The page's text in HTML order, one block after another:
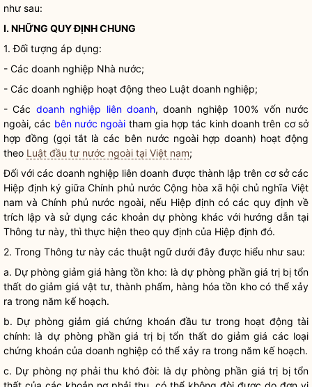
như sau:
I. NHỮNG QUY ĐỊNH CHUNG
1. Đối tượng áp dụng:
- Các doanh nghiệp Nhà nước;
- Các doanh nghiệp hoạt động theo Luật doanh nghiệp;
- Các doanh nghiệp liên doanh, doanh nghiệp 100% vốn nước
ngoài, các bên nước ngoài tham gia hợp tác kinh doanh trên cơ sở
hợp đồng (gọi tắt là các bên nước ngoàihợp doanh) hoạt động
theo Luật đầu tư nước ngoài tại Việt nam;
Đối với cácdoanh nghiệp liên doanh được thành lập trên cơ sở các
Hiệp định ký giữa Chính phủ nước Cộng hòa xã hội chủ nghĩa Việt
nam và Chính phủ nước ngoài, nếu Hiệp định có các quy định về
trích lập và sử dụng các khoản dự phòng khác với hướng dẫn tại
Thông tư này, thì thực hiện theo quy định của Hiệp định đó.
2. Trong Thông tư này các thuật ngữ dưới đây được hiểu như sau:
a. Dự phòng giảm giá hàng tồn kho: là dự phòng phần giá trị bị tổn
thất do giảm giá vật tư, thành phẩm, hàng hóa tồn kho có thể xảy
ra trong năm kế hoạch.
b. Dự phòng giảm giá chứng khoán đầu tư trong hoạt động tài
chính: là dự phòng phần giá trị bị tổn thất do giảm giá các loại
chứng khoán của doanh nghiệp có thể xảy ra trong năm kế hoạch.
c. Dự phòng nợ phải thu khó đòi: là dự phòng phần giá trị bị tổn